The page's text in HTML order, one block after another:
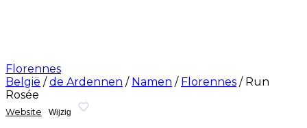
Florennes
België / de Ardennen / Namen / Florennes / Run
Rosée
Website Wijzig